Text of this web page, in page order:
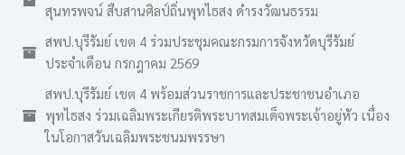
สุนทรพจน์ สืบสานศิลป์ถิ่นพุทไธสง ดำรงวัฒนธรรม
สพป.บุรีรัมย์ เขต 4 ร่วมประชุมคณะกรมการจังหวัดบุรีรัมย์
ประจำเดือน กรกฎาคม 2569
สพป.บุรีรัมย์ เขต 4 พร้อมส่วนราชการและประชาชนอำเภอ
พุทไธสง ร่วมเฉลิมพระเกียรติพระบาทสมเด็จพระเจ้าอยู่หัว เนื่อง
ในโอกาสวันเฉลิมพระชนมพรรษา